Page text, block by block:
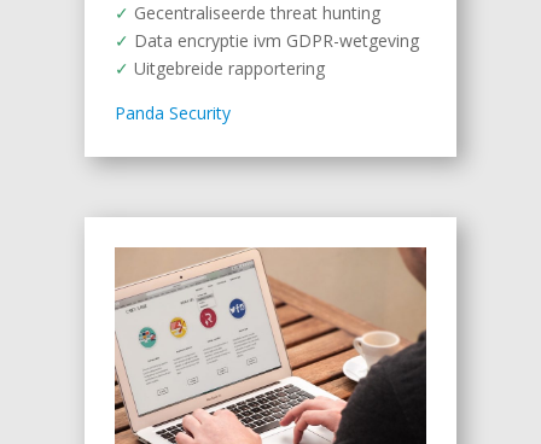
✓ Gecentraliseerde threat hunting
✓ Data encryptie ivm GDPR-wetgeving
✓ Uitgebreide rapportering
Panda Security